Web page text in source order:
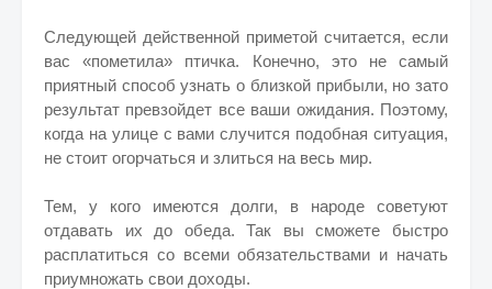
Следующей действенной приметой считается, если
вас «пометила» птичка. Конечно, это не самый
приятный способ узнать о близкой прибыли, но зато
результат превзойдет все ваши ожидания. Поэтому,
когда на улице с вами случится подобная ситуация,
не стоит огорчаться и злиться на весь мир.
Тем, у кого имеются долги, в народе советуют
отдавать их до обеда. Так вы сможете быстро
расплатиться со всеми обязательствами и начать
приумножать свои доходы.